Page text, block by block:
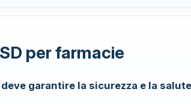
per farmacie
garantire la sicurezza e la